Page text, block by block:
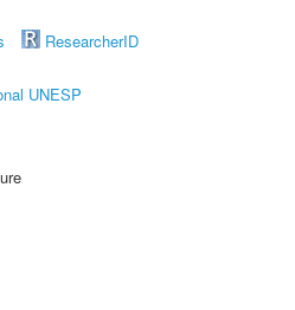
ResearcherID
UNESP